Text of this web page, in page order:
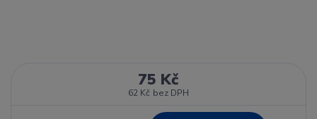
75 Kč
62 Kč bez DPH